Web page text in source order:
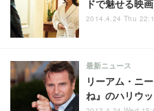
ドで魅せる映
2014.4.24 Thu
リーアム・ニ
ね』のハリウ
最新ニュース